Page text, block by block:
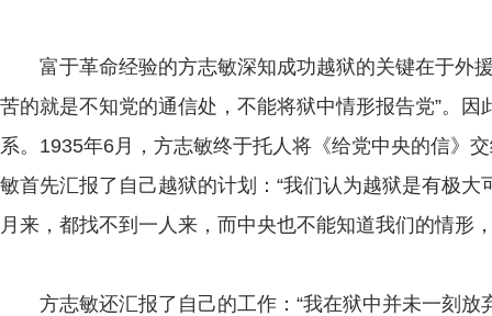
富于革命经验的方志敏深知成功越狱的关键在于外援
苦的就是不知党的通信处，不能将狱中情形报告党”。
系。1935年6月，方志敏终于托人将《给党中央的信》
敏首先汇报了自己越狱的计划：“我们认为越狱是有极
月来，都找不到一人来，而中央也不能知道我们的情形
方志敏还汇报了自己的工作：“我在狱中并未一刻放